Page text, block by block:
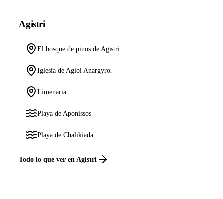
Agistri
El bosque de pinos de Agistri
Iglesia de Agioi Anargyroi
Limenaria
Playa de Aponissos
Playa de Chalikiada
Todo lo que ver en Agistri